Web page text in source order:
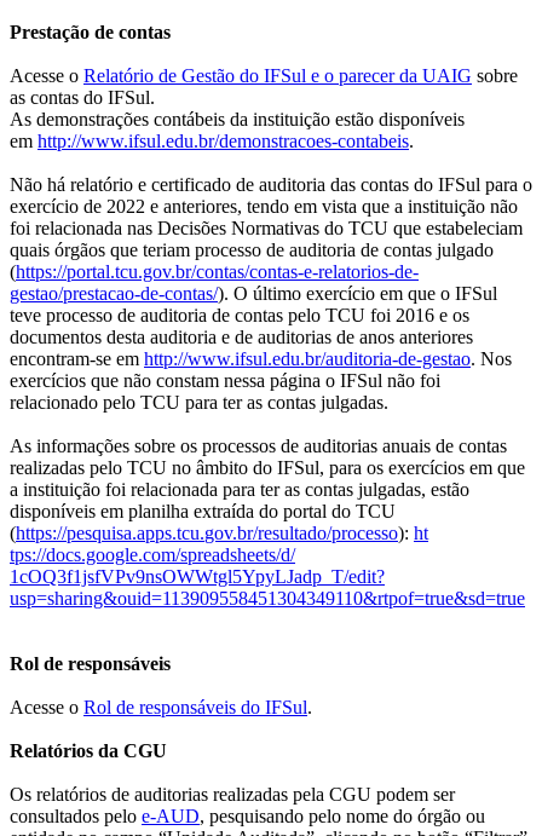
Prestação de contas
Acesse o Relatório de Gestão do IFSul e o parecer da UAIG sobre
as contas do IFSul.
As demonstrações contábeis da instituição estão disponíveis
em http://www.ifsul.edu.br/demonstracoes-contabeis.
Não há relatório e certificado de auditoria das contas do IFSul para o
exercício de 2022 e anteriores, tendo em vista que a instituição não
foi relacionada nas Decisões Normativas do TCU que estabeleciam
quais órgãos que teriam processo de auditoria de contas julgado
(https://portal.tcu.gov.br/contas/contas-e-relatorios-de-
gestao/prestacao-de-contas/). O último exercício em que o IFSul
teve processo de auditoria de contas pelo TCU foi 2016 e os
documentos desta auditoria e de auditorias de anos anteriores
encontram-se em http://www.ifsul.edu.br/auditoria-de-gestao. Nos
exercícios que não constam nessa página o IFSul não foi
relacionado pelo TCU para ter as contas julgadas.
As informações sobre os processos de auditorias anuais de contas
realizadas pelo TCU no âmbito do IFSul, para os exercícios em que
a instituição foi relacionada para ter as contas julgadas, estão
disponíveis em planilha extraída do portal do TCU
(https://pesquisa.apps.tcu.gov.br/resultado/processo): ht
tps://docs.google.com/spreadsheets/d/
1cOQ3f1jsfVPv9nsOWWtgl5YpyLJadp_T/edit?
usp=sharing&ouid=113909558451304349110&rtpof=true&sd=true
Rol de responsáveis
Acesse o Rol de responsáveis do IFSul.
Relatórios da CGU
Os relatórios de auditorias realizadas pela CGU podem ser
consultados pelo e-AUD, pesquisando pelo nome do órgão ou